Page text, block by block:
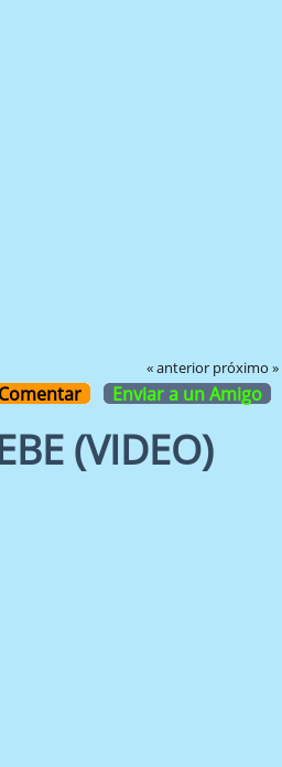
« anterior próximo »
Comentar Enviar a un Amigo
(VIDEO)